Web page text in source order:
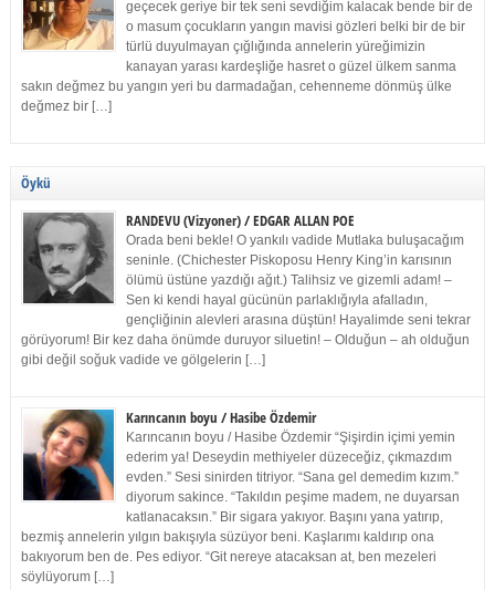
geçecek geriye bir tek seni sevdiğim kalacak bende bir de
o masum çocukların yangın mavisi gözleri belki bir de bir
türlü duyulmayan çığlığında annelerin yüreğimizin
kanayan yarası kardeşliğe hasret o güzel ülkem sanma
sakın değmez bu yangın yeri bu darmadağan, cehenneme dönmüş ülke
değmez bir […]
Öykü
RANDEVU (Vizyoner) / EDGAR ALLAN POE
Orada beni bekle! O yankılı vadide Mutlaka buluşacağım
seninle. (Chichester Piskoposu Henry King’in karısının
ölümü üstüne yazdığı ağıt.) Talihsiz ve gizemli adam! –
Sen ki kendi hayal gücünün parlaklığıyla afalladın,
gençliğinin alevleri arasına düştün! Hayalimde seni tekrar
görüyorum! Bir kez daha önümde duruyor siluetin! – Olduğun – ah olduğun
gibi değil soğuk vadide ve gölgelerin […]
Karıncanın boyu / Hasibe Özdemir
Karıncanın boyu / Hasibe Özdemir “Şişirdin içimi yemin
ederim ya! Deseydin methiyeler düzeceğiz, çıkmazdım
evden.” Sesi sinirden titriyor. “Sana gel demedim kızım.”
diyorum sakince. “Takıldın peşime madem, ne duyarsan
katlanacaksın.” Bir sigara yakıyor. Başını yana yatırıp,
bezmiş annelerin yılgın bakışıyla süzüyor beni. Kaşlarımı kaldırıp ona
bakıyorum ben de. Pes ediyor. “Git nereye atacaksan at, ben mezeleri
söylüyorum […]